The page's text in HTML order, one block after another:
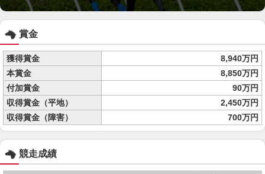
賞金
獲得賞金
8,940万円
本賞金
8,850万円
付加賞金
90万円
収得賞金（平地）
2,450万円
収得賞金（障害）
700万円
競走成績